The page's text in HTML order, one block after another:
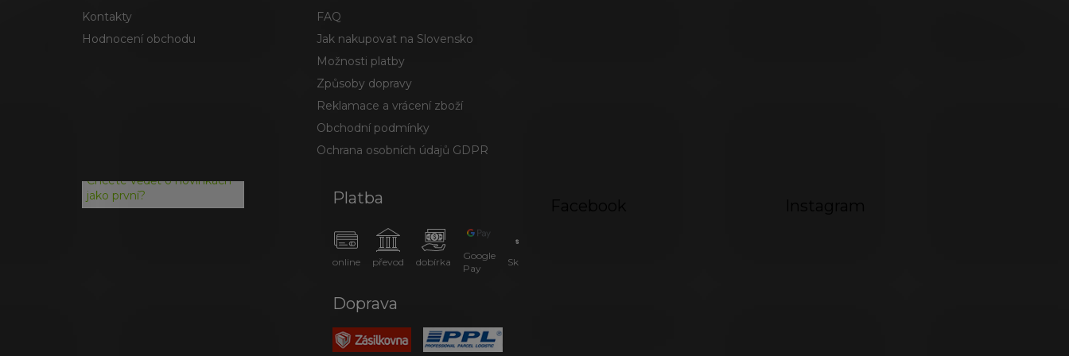
Kontakty
Hodnocení obchodu
FAQ
Jak nakupovat na Slovensko
Možnosti platby
Způsoby dopravy
Reklamace a vrácení zboží
Obchodní podmínky
Ochrana osobních údajů GDPR
Chcete vědět o novinkách
jako první?
Platba
online převod dobírka
Google
Pay
SkipPay
Doprava